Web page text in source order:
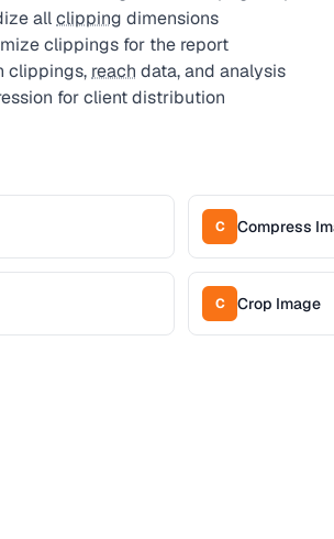
allclipping dimensions
clippings for the report
clippings, reach data, and analysis
for client distribution
C Compress
C Crop Image